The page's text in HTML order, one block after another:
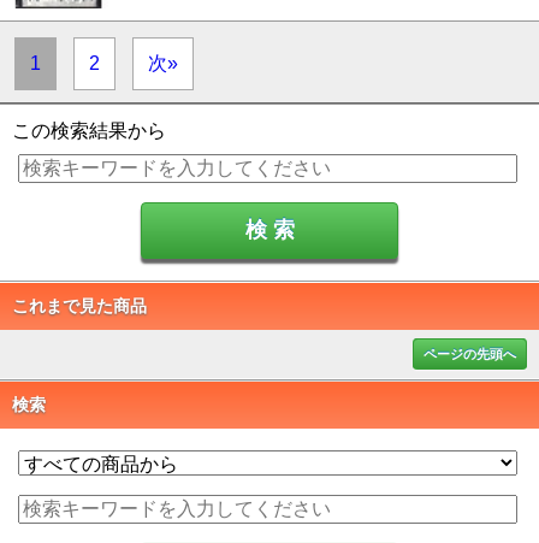
1 2 次»
この検索結果から
これまで見た商品
ページの先頭へ
検索